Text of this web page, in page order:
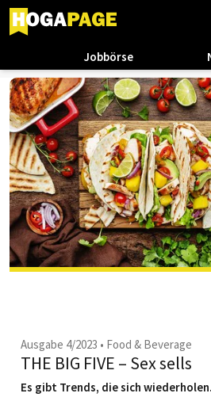
Jobbörse
Ausgabe 4/2023 • Food & Beverage
THE BIG FIVE – Sex sells
Es gibt Trends, die sich